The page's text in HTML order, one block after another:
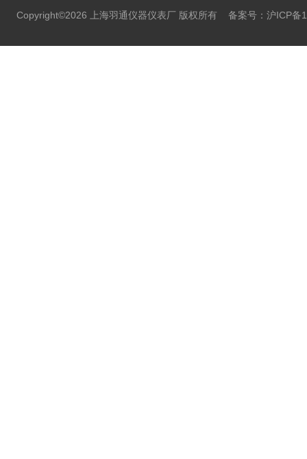
Copyright©2026 上海羽通仪器仪表厂 版权所有 备案号：沪ICP备